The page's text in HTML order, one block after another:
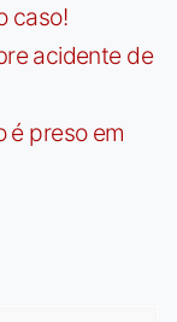
caso!
acidente de
é preso em